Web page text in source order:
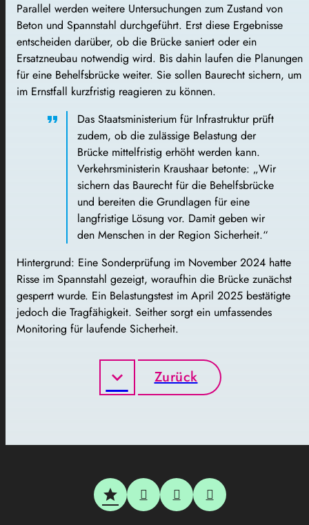
Parallel werden weitere Untersuchungen zum Zustand von
Beton und Spannstahl durchgeführt. Erst diese Ergebnisse
entscheiden darüber, ob die Brücke saniert oder ein
Ersatzneubau notwendig wird. Bis dahin laufen die Planungen
für eine Behelfsbrücke weiter. Sie sollen Baurecht sichern, um
im Ernstfall kurzfristig reagieren zu können.
Das Staatsministerium für Infrastruktur prüft
zudem, ob die zulässige Belastung der
Brücke mittelfristig erhöht werden kann.
Verkehrsministerin Kraushaar betonte: „Wir
sichern das Baurecht für die Behelfsbrücke
und bereiten die Grundlagen für eine
langfristige Lösung vor. Damit geben wir
den Menschen in der Region Sicherheit.“
Hintergrund: Eine Sonderprüfung im November 2024 hatte
Risse im Spannstahl gezeigt, woraufhin die Brücke zunächst
gesperrt wurde. Ein Belastungstest im April 2025 bestätigte
jedoch die Tragfähigkeit. Seither sorgt ein umfassendes
Monitoring für laufende Sicherheit.
Zurück